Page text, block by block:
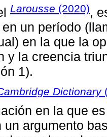
Larousse (2020),
un período
en la que la
y la creencia
1).
Dictionary
en la que
un argumento